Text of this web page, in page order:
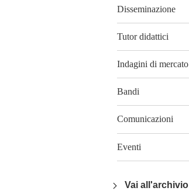
Disseminazione
Tutor didattici
Indagini di mercato
Bandi
Comunicazioni
Eventi
Vai all'archivio